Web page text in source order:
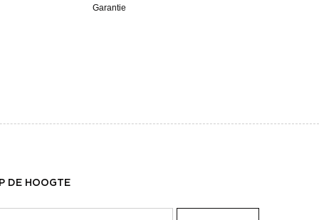
Garantie
DE HOOGTE